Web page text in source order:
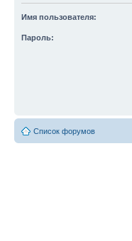
Имя пользователя:
Пароль:
Список форумов